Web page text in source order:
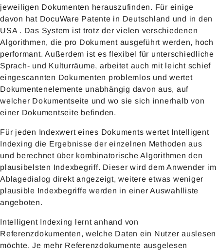
jeweiligen Dokumenten herauszufinden. Für einige
davon hat DocuWare Patente in Deutschland und in den
USA . Das System ist trotz der vielen verschiedenen
Algorithmen, die pro Dokument ausgeführt werden, hoch
performant. Außerdem ist es flexibel für unterschiedliche
Sprach- und Kulturräume, arbeitet auch mit leicht schief
eingescannten Dokumenten problemlos und wertet
Dokumentenelemente unabhängig davon aus, auf
welcher Dokumentseite und wo sie sich innerhalb von
einer Dokumentseite befinden.
Für jeden Indexwert eines Dokuments wertet Intelligent
Indexing die Ergebnisse der einzelnen Methoden aus
und berechnet über kombinatorische Algorithmen den
plausibelsten Indexbegriff. Dieser wird dem Anwender im
Ablagedialog direkt angezeigt, weitere etwas weniger
plausible Indexbegriffe werden in einer Auswahlliste
angeboten.
Intelligent Indexing lernt anhand von
Referenzdokumenten, welche Daten ein Nutzer auslesen
möchte. Je mehr Referenzdokumente ausgelesen